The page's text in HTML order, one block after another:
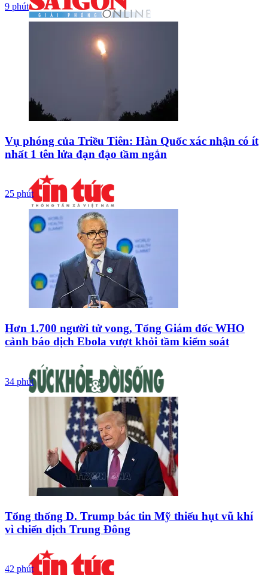
9 phút
Vụ phóng của Triều Tiên: Hàn Quốc xác nhận có ít
nhất 1 tên lửa đạn đạo tầm ngắn
25 phút
Hơn 1.700 người tử vong, Tổng Giám đốc WHO
cảnh báo dịch Ebola vượt khỏi tầm kiểm soát
34 phút
Tổng thống D. Trump bác tin Mỹ thiếu hụt vũ khí
vì chiến dịch Trung Đông
42 phút